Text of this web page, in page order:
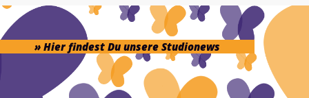
» Hier findest Du unsere Studionews